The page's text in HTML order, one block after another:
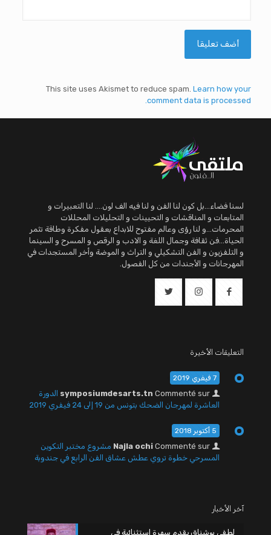
This site uses Akismet to reduce spam. Learn how your
comment data is processed.
لسنا فضاء...بل كون لنا الفن و لنا فيه الف لون.... لنا التعبيرات و
المتابعات و المناقشات و التحيينات و التحليلات المحللات
المحرمات...و لنا رؤى وعالم مفتوح للابداع بعقول مفكرة وطاقة تثمر
الحياة...فن ثقافة وجمال اللغة و الادب و الرقص و المسرح و السينما
و التلفزيون و الفن التشكيلي و التراث و الموضة وأخر المستجدات في
المهرجانات و الأجندات من كل الفصول.
التعليقات الأخيرة
7 فيفري 2019
symposiumdesarts.tn Commenté sur
الدورة
العاشرة لمهرجان الضحك بتونس من 19 إلى 24 فيفري 2019
5 أكتوبر 2018
Najla ochi Commenté sur
مشروع مختبر التكوين
المسرحي خطوة تروي عطش عشاق الفن الرابع في جندوبة
آخر الأخبار
لطفي بوشناق يقدم سهرة استثنائية في